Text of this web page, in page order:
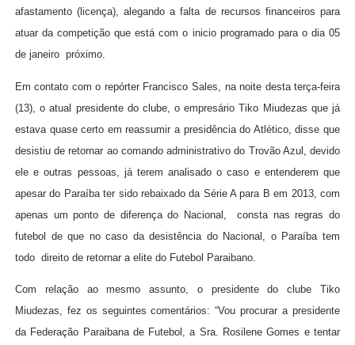
afastamento (licença), alegando a falta de recursos financeiros para
atuar da competição que está com o inicio programado para o dia 05
de janeiro próximo.
Em contato com o repórter Francisco Sales, na noite desta terça-feira
(13), o atual presidente do clube, o empresário Tiko Miudezas que já
estava quase certo em reassumir a presidência do Atlético, disse que
desistiu de retornar ao comando administrativo do Trovão Azul, devido
ele e outras pessoas, já terem analisado o caso e entenderem que
apesar do Paraíba ter sido rebaixado da Série A para B em 2013, com
apenas um ponto de diferença do Nacional,
consta nas regras do
futebol de que no caso da desistência do Nacional, o Paraíba tem
todo direito de retornar a elite do Futebol Paraibano.
Com relação ao mesmo assunto, o presidente do clube Tiko
Miudezas, fez os seguintes comentários: “Vou procurar a presidente
da Federação Paraibana de Futebol, a Sra. Rosilene Gomes e tentar